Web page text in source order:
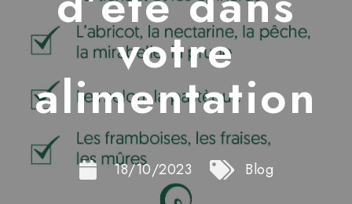
votre
alimentation
18/10/2023 Blog